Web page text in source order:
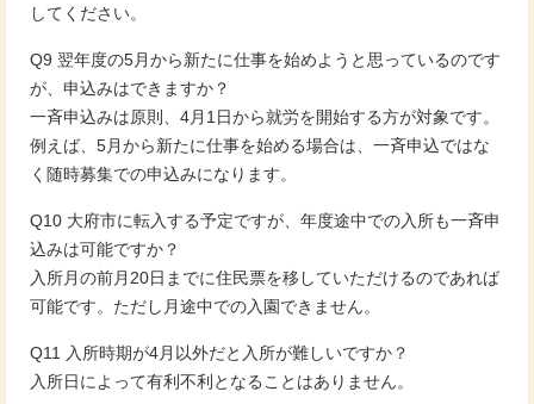
してください。
Q9 翌年度の5月から新たに仕事を始めようと思っているのです
が、申込みはできますか？
一斉申込みは原則、4月1日から就労を開始する方が対象です。
例えば、5月から新たに仕事を始める場合は、一斉申込ではな
く随時募集での申込みになります。
Q10 大府市に転入する予定ですが、年度途中での入所も一斉申
込みは可能ですか？
入所月の前月20日までに住民票を移していただけるのであれば
可能です。ただし月途中での入園できません。
Q11 入所時期が4月以外だと入所が難しいですか？
入所日によって有利不利となることはありません。